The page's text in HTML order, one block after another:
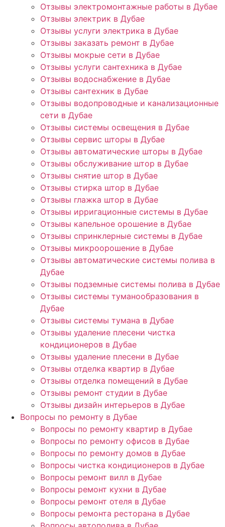
Отзывы электромонтажные работы в Дубае
Отзывы электрик в Дубае
Отзывы услуги электрика в Дубае
Отзывы заказать ремонт в Дубае
Отзывы мокрые сети в Дубае
Отзывы услуги сантехника в Дубае
Отзывы водоснабжение в Дубае
Отзывы сантехник в Дубае
Отзывы водопроводные и канализационные
сети в Дубае
Отзывы системы освещения в Дубае
Отзывы сервис шторы в Дубае
Отзывы автоматические шторы в Дубае
Отзывы обслуживание штор в Дубае
Отзывы снятие штор в Дубае
Отзывы стирка штор в Дубае
Отзывы глажка штор в Дубае
Отзывы ирригационные системы в Дубае
Отзывы капельное орошение в Дубае
Отзывы спринклерные системы в Дубае
Отзывы микроорошение в Дубае
Отзывы автоматические системы полива в
Дубае
Отзывы подземные системы полива в Дубае
Отзывы системы туманообразования в
Дубае
Отзывы системы тумана в Дубае
Отзывы удаление плесени чистка
кондиционеров в Дубае
Отзывы удаление плесени в Дубае
Отзывы отделка квартир в Дубае
Отзывы отделка помещений в Дубае
Отзывы ремонт студии в Дубае
Отзывы дизайн интерьеров в Дубае
Вопросы по ремонту в Дубае
Вопросы по ремонту квартир в Дубае
Вопросы по ремонту офисов в Дубае
Вопросы по ремонту домов в Дубае
Вопросы чистка кондиционеров в Дубае
Вопросы ремонт вилл в Дубае
Вопросы ремонт кухни в Дубае
Вопросы ремонт отеля в Дубае
Вопросы ремонта ресторана в Дубае